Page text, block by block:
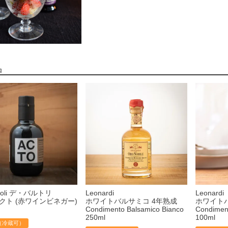
デ・バルトリ
ト (赤ワインビネガー)
蔵可）
Leonardi
ホワイトバルサミコ 4年熟成
Condimento Balsamico Bianco
250ml
Leonardi
ホワイト
100ml